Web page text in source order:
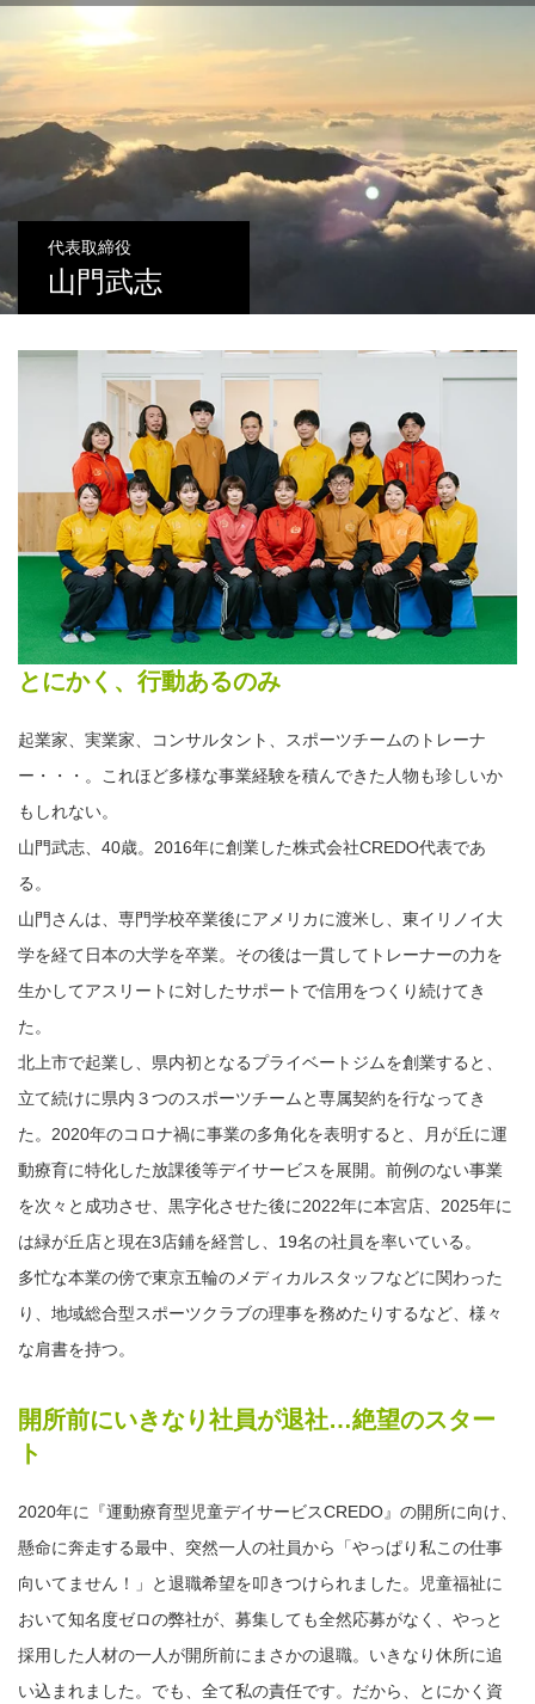
代表取締役
山門武志
とにかく、行動あるのみ
起業家、実業家、コンサルタント、スポーツチームのトレーナ
ー・・・。これほど多様な事業経験を積んできた人物も珍しいか
もしれない。
山門武志、40歳。2016年に創業した株式会社CREDO代表であ
る。
山門さんは、専門学校卒業後にアメリカに渡米し、東イリノイ大
学を経て日本の大学を卒業。その後は一貫してトレーナーの力を
生かしてアスリートに対したサポートで信用をつくり続けてき
た。
北上市で起業し、県内初となるプライベートジムを創業すると、
立て続けに県内３つのスポーツチームと専属契約を行なってき
た。2020年のコロナ禍に事業の多角化を表明すると、月が丘に運
動療育に特化した放課後等デイサービスを展開。前例のない事業
を次々と成功させ、黒字化させた後に2022年に本宮店、2025年に
は緑が丘店と現在3店鋪を経営し、19名の社員を率いている。
多忙な本業の傍で東京五輪のメディカルスタッフなどに関わった
り、地域総合型スポーツクラブの理事を務めたりするなど、様々
な肩書を持つ。
開所前にいきなり社員が退社…絶望のスター
ト
2020年に『運動療育型児童デイサービスCREDO』の開所に向け、
懸命に奔走する最中、突然一人の社員から「やっぱり私この仕事
向いてません！」と退職希望を叩きつけられました。児童福祉に
おいて知名度ゼロの弊社が、募集しても全然応募がなく、やっと
採用した人材の一人が開所前にまさかの退職。いきなり休所に追
い込まれました。でも、全て私の責任です。だから、とにかく資